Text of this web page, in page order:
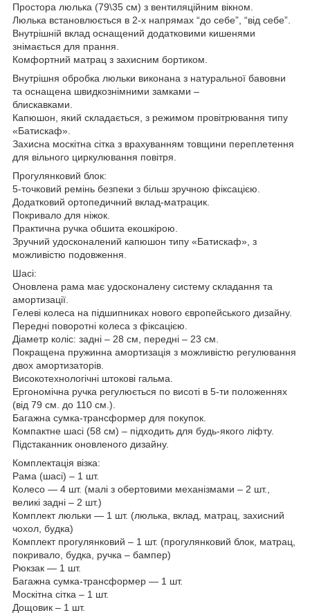
Простора люлька (79\35 см) з вентиляційним вікном.
Люлька встановлюється в 2-х напрямах “до себе”, “від себе”.
Внутрішній вклад оснащений додатковими кишенями
знімається для прання.
Комфортний матрац з захисним бортиком.
Внутрішня обробка люльки виконана з натуральної бавовни
та оснащена швидкознімними замками –
блискавками.
Капюшон, який складається, з режимом провітрювання типу
«Батискаф».
Захисна москітна сітка з врахуванням товщини переплетення
для вільного циркулювання повітря.
Прогулянковий блок:
5-точковий ремінь безпеки з більш зручною фіксацією.
Додатковий ортопедичний вклад-матрацик.
Покривало для ніжок.
Практична ручка обшита екошкірою.
Зручний удосконалений капюшон типу «Батискаф», з
можливістю подовження.
Шасі:
Оновлена рама має удосконалену систему складання та
амортизації.
Гелеві колеса на підшипниках нового європейського дизайну.
Передні поворотні колеса з фіксацією.
Діаметр коліс: задні – 28 см, передні – 23 см.
Покращена пружинна амортизація з можливістю регулювання
двох амортизаторів.
Високотехнологічні штокові гальма.
Ергономічна ручка регулюється по висоті в 5-ти положеннях
(від 79 см. до 110 см.).
Багажна сумка-трансформер для покупок.
Компактне шасі (58 см) – підходить для будь-якого ліфту.
Підстаканник оновленого дизайну.
Комплектація візка:
Рама (шасі) – 1 шт.
Колесо — 4 шт. (малі з обертовими механізмами – 2 шт.,
великі задні – 2 шт.)
Комплект люльки — 1 шт. (люлька, вклад, матрац, захисний
чохол, будка)
Комплект прогулянковий – 1 шт. (прогулянковий блок, матрац,
покривало, будка, ручка – бампер)
Рюкзак — 1 шт.
Багажна сумка-трансформер — 1 шт.
Москітна сітка – 1 шт.
Дощовик – 1 шт.